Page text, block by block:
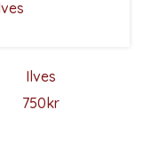
Ilves
750kr